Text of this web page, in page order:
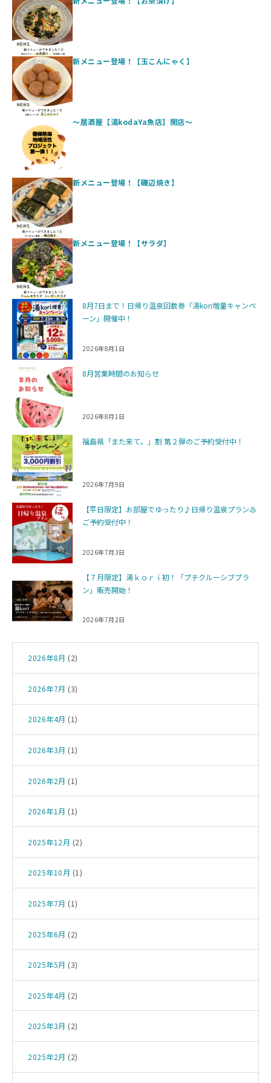
新メニュー登場！【玉こんにゃく】
〜居酒屋【湯kodaYa魚店】開店〜
新メニュー登場！【磯辺焼き】
新メニュー登場！【サラダ】
8月7日まで！日帰り温泉回数券「湯kori増量キャンペ
ーン」開催中！
2026年8月1日
8月営業時間のお知らせ
2026年8月1日
福島県「また来て。」割 第２弾のご予約受付中！
2026年7月9日
【平日限定】お部屋でゆったり♪日帰り温泉プラン♨️
ご予約受付中！
2026年7月3日
【７月限定】湯ｋｏｒｉ初！「プチクルーシブプラ
ン」販売開始！
2026年7月2日
2026年8月 (2)
2026年7月 (3)
2026年4月 (1)
2026年3月 (1)
2026年2月 (1)
2026年1月 (1)
2025年12月 (2)
2025年10月 (1)
2025年7月 (1)
2025年6月 (2)
2025年5月 (3)
2025年4月 (2)
2025年3月 (2)
2025年2月 (2)